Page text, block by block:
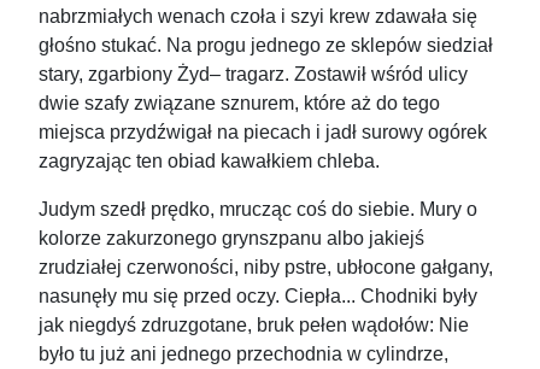
nabrzmiałych wenach czoła i szyi krew zdawała się
głośno stukać. Na progu jednego ze sklepów siedział
stary, zgarbiony Żyd– tragarz. Zostawił wśród ulicy
dwie szafy związane sznurem, które aż do tego
miejsca przydźwigał na piecach i jadł surowy ogórek
zagryzając ten obiad kawałkiem chleba.
Judym szedł prędko, mrucząc coś do siebie. Mury o
kolorze zakurzonego grynszpanu albo jakiejś
zrudziałej czerwoności, niby pstre, ubłocone gałgany,
nasunęły mu się przed oczy. Ciepła... Chodniki były
jak niegdyś zdruzgotane, bruk pełen wądołów: Nie
było tu już ani jednego przechodnia w cylindrze,